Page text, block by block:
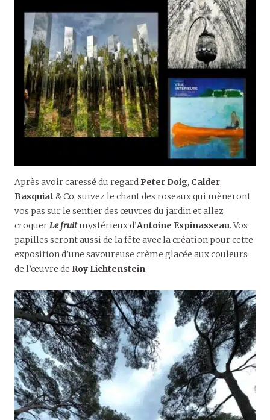
Après avoir caressé du regard Peter Doig, Calder,
Basquiat & Co, suivez le chant des roseaux qui mèneront
vos pas sur le sentier des œuvres du jardin et allez
croquerLe fruitmystérieux d’Antoine Espinasseau. Vos
papilles seront aussi de la fête avec la création pour cette
exposition d’une savoureuse crème glacée aux couleurs
de l’œuvre de Roy Lichtenstein.